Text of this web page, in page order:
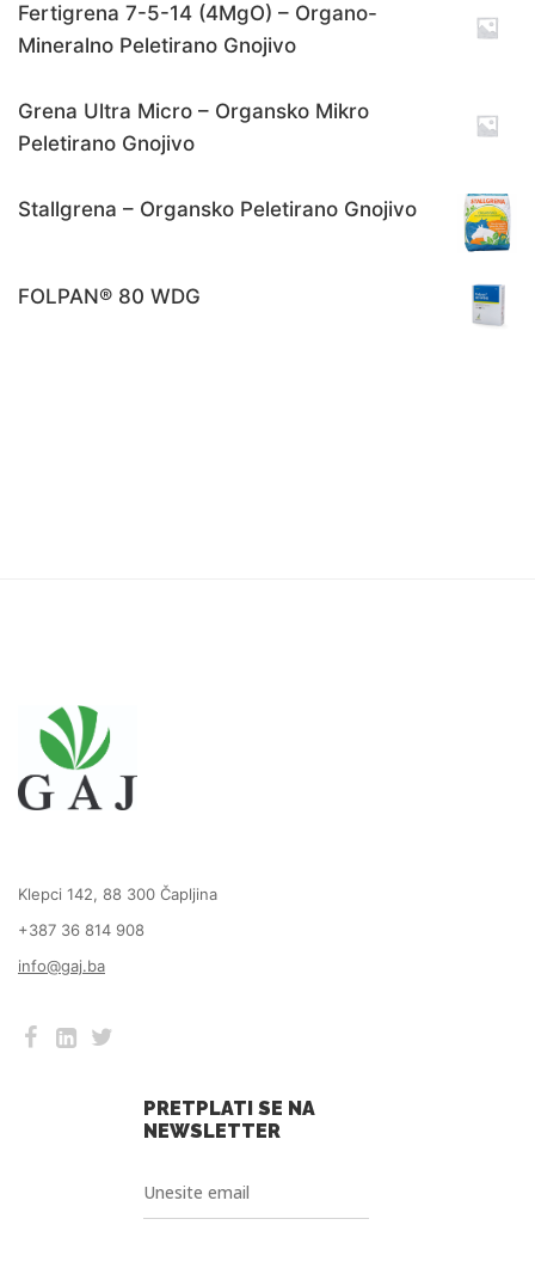
Fertigrena 7-5-14 (4MgO) – Organo-
Mineralno Peletirano Gnojivo
Grena Ultra Micro – Organsko Mikro
Peletirano Gnojivo
Stallgrena – Organsko Peletirano Gnojivo
FOLPAN® 80 WDG
Klepci 142, 88 300 Čapljina
+387 36 814 908
info@gaj.ba
PRETPLATI SE NA
NEWSLETTER